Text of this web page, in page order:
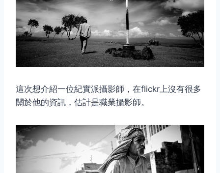
這次想介紹一位紀實派攝影師，在flickr上沒有很多
關於他的資訊，估計是職業攝影師。